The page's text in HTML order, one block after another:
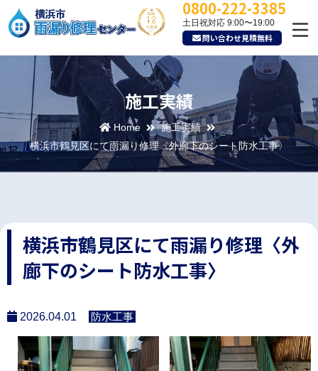
0800-222-3385
土日祝対応 9:00〜19:00
問い合わせ見積無料
施工実績
Home
施工実績
横浜市鶴見区にて雨漏り修理〈外廊下のシート防水工事〉
横浜市鶴見区にて雨漏り修理〈外
廊下のシート防水工事〉
2026.04.01 防水工事